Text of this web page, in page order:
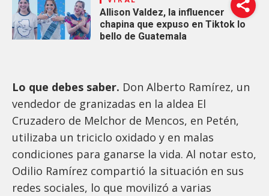
Allison Valdez, la influencer
chapina que expuso en Tiktok lo
bello de Guatemala
Lo que debes saber. Don Alberto Ramírez, un
vendedor de granizadas en la aldea El
Cruzadero de Melchor de Mencos, en Petén,
utilizaba un triciclo oxidado y en malas
condiciones para ganarse la vida. Al notar esto,
Odilio Ramírez compartió la situación en sus
redes sociales, lo que movilizó a varias